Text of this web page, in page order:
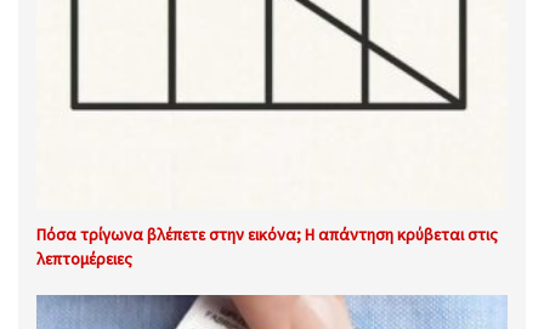
Πόσα τρίγωνα βλέπετε στην εικόνα; Η απάντηση κρύβεται στις
λεπτομέρειες